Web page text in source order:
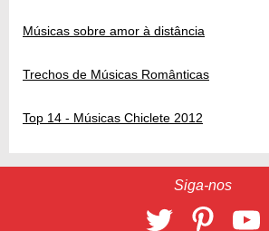
Músicas sobre amor à distância
Trechos de Músicas Românticas
Top 14 - Músicas Chiclete 2012
Siga-nos